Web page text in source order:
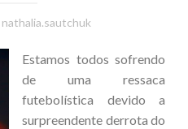
nathalia.sautchuk
Estamos todos sofrendo
de uma ressaca
futebolística devido a
surpreendente derrota do